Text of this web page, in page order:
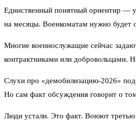
Единственный понятный ориентир —
на месяцы. Военкоматам нужно будет
Многие военнослужащие сейчас
контрактниками или добровольцами.
Слухи про «демобилизацию-2026»
Но сам факт обсуждения говорит о
Люди устали. Это факт. Воюют третью